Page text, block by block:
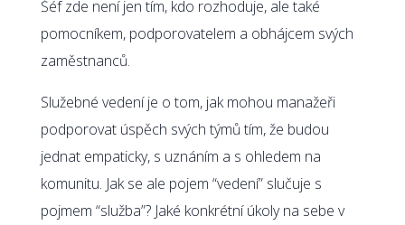
Šéf zde není jen tím, kdo rozhoduje, ale také
pomocníkem, podporovatelem a obhájcem svých
zaměstnanců.
Služebné vedení je o tom, jak mohou manažeři
podporovat úspěch svých týmů tím, že budou
jednat empaticky, s uznáním a s ohledem na
komunitu. Jak se ale pojem “vedení” slučuje s
pojmem “služba”? Jaké konkrétní úkoly na sebe v